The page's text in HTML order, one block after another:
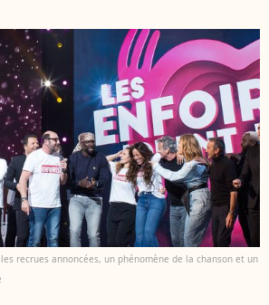
recrues annoncées, un phénomène de la chanson et un